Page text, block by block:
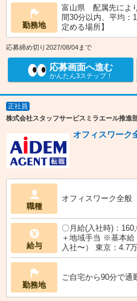
勤務地
富山県 配属先によ
間30分以内、平均：
定める場所】
応募締め切り2027/08/04まで
応募画面へ進む
かんたん3ステップ！
正社員
株式会社スタッフサービスミラエール推進
オフィスワーク
職種
オフィスワーク全般
給与
〇月給(入社時)：
＋地域手当 ※基本
入社〜） 東京：4.7
勤務地
ご自宅から90分で通